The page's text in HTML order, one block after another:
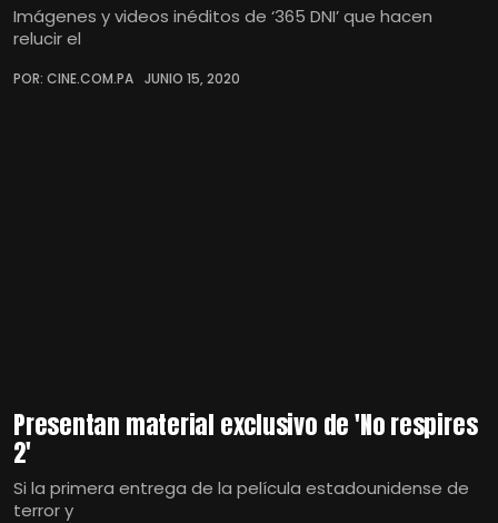
Imágenes y videos inéditos de ‘365 DNI’ que hacen
relucir el
POR: CINE.COM.PA JUNIO 15, 2020
Presentan material exclusivo de 'No respires
2'
Si la primera entrega de la película estadounidense de
terror y